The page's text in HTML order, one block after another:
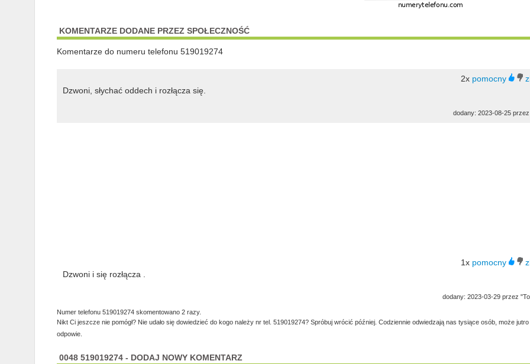
KOMENTARZE DODANE PRZEZ SPOŁECZNOŚĆ
Komentarze do numeru telefonu 519019274
2x
Dzwoni, słychać oddech i rozłącza się.
dodany: 2023-08-25
1x
Dzwoni i się rozłącza .
dodany: 2023-03-29 przez
Numer telefonu 519019274 skomentowano 2 razy.
Nikt Ci jeszcze nie pomógł? Nie udało się dowiedzieć do kogo należy nr tel. 519019274? Spróbuj wrócić później. Codziennie odwiedzają nas tysiące osób, może
odpowie.
0048 519019274 - DODAJ NOWY KOMENTARZ